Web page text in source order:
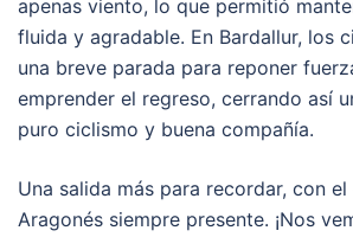
apenas viento, lo que permitió
fluida y agradable. En Bardallur, los
una breve parada para reponer
emprender el regreso, cerrando así
puro ciclismo y buena compañía.
Una salida más para recordar, con
Aragonés siempre presente. ¡Nos